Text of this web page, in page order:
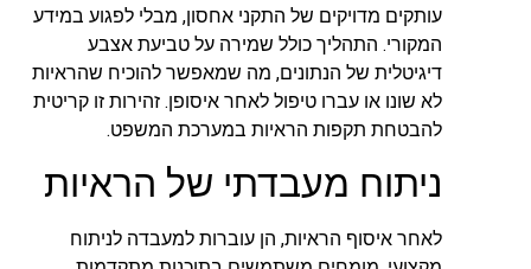
עותקים מדויקים של התקני אחסון, מבלי לפגוע במידע
המקורי. התהליך כולל שמירה על טביעת אצבע
דיגיטלית של הנתונים, מה שמאפשר להוכיח שהראיות
לא שונו או עברו טיפול לאחר איסופן. זהירות זו קריטית
להבטחת תקפות הראיות במערכת המשפט.
ניתוח מעבדתי של הראיות
לאחר איסוף הראיות, הן עוברות למעבדה לניתוח